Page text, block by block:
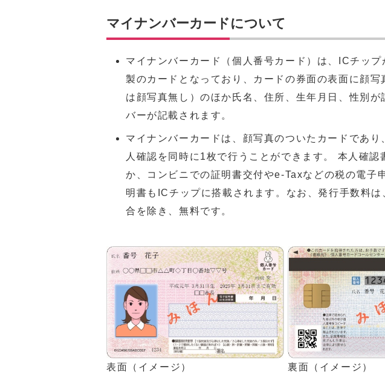
マイナンバーカードについて
マイナンバーカード（個人番号カード）は、ICチップ
製のカードとなっており、カードの券面の表面に顔
は顔写真無し）のほか氏名、住所、生年月日、性別が
バーが記載されます。
マイナンバーカードは、顔写真のついたカードであり
人確認を同時に1枚で行うことができます。 本人確認
か、コンビニでの証明書交付やe-Taxなどの税の電子
明書もICチップに搭載されます。なお、発行手数料
合を除き、無料です。
表面（イメージ） 裏面（イメージ）